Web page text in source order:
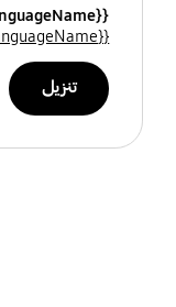
{{file.languageName}}
{{file.languageName}}
تنزيل